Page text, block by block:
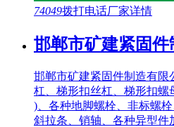
74049拨打电话厂家详情
邯郸市矿建紧固件
邯郸市矿建紧固件制造有限
杠、梯形扣丝杠、梯形扣螺
)、各种地脚螺栓、非标螺
斜拉条、销轴、各种异型件